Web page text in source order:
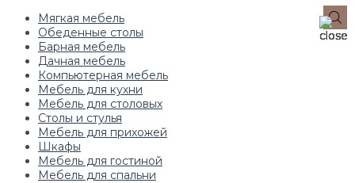
Мягкая мебель
Обеденные столы
Барная мебель
Дачная мебель
Компьютерная мебель
Мебель для кухни
Мебель для столовых
Столы и стулья
Мебель для прихожей
Шкафы
Мебель для гостиной
Мебель для спальни